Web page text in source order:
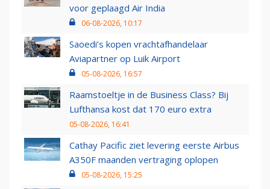
voor geplaagd Air India
06-08-2026, 10:17
Saoedi’s kopen vrachtafhandelaar
Aviapartner op Luik Airport
05-08-2026, 16:57
Raamstoeltje in de Business Class? Bij
Lufthansa kost dat 170 euro extra
05-08-2026, 16:41
Cathay Pacific ziet levering eerste Airbus
A350F maanden vertraging oplopen
05-08-2026, 15:25